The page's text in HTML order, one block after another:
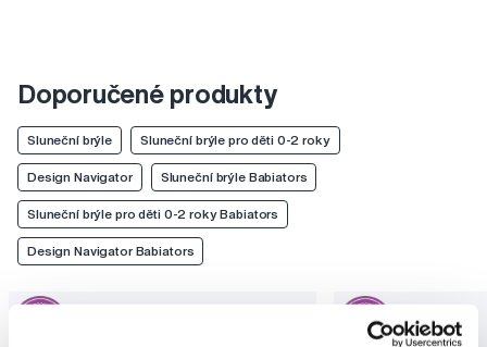
Doporučené produkty
Sluneční brýle Sluneční brýle pro děti 0-2 roky
Design Navigator Sluneční brýle Babiators
Sluneční brýle pro děti 0-2 roky Babiators
Design Navigator Babiators